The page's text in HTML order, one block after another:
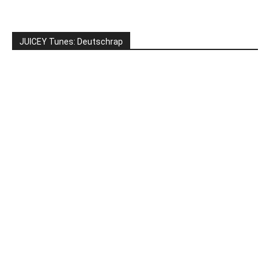
JUICEY Tunes: Deutschrap